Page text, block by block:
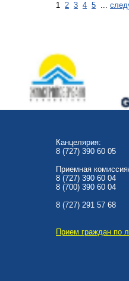
1 2 3 4 5 ...
Канцелярия:
8 (727) 390 60 05
Приемная
8 (727) 390 60 04
8 (700) 390 60 04
8 (727) 291 57 68
Прием граждан по